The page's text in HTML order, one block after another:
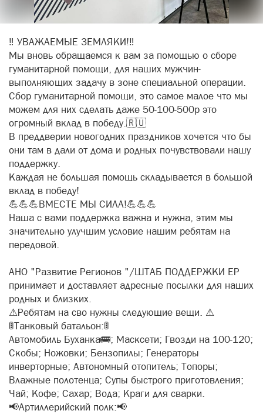
‼ УВАЖАЕМЫЕ ЗЕМЛЯКИ!‼
Мы вновь обращаемся к вам за помощью о сборе
гуманитарной помощи, для наших мужчин-
выполняющих задачу в зоне специальной операции.
Сбор гуманитарной помощи, это самое малое что мы
можем для них сделать даже 50-100-500р это
огромный вклад в победу.🇷🇺
В преддверии новогодних праздников хочется что бы
они там в дали от дома и родных почувствовали нашу
поддержку.
Каждая не большая помощь складывается в большой
вклад в победу!
💪💪💪ВМЕСТЕ МЫ СИЛА!💪💪💪
Наша с вами поддержка важна и нужна, этим мы
значительно улучшим условие нашим ребятам на
передовой.
АНО "Развитие Регионов "/ШТАБ ПОДДЕРЖКИ ЕР
принимает и доставляет адресные посылки для наших
родных и близких.
⚠Ребятам на сво нужны следующие вещи. ⚠
🚦Танковый батальон:🚦
Автомобиль Буханка🚌; Масксети; Гвозди на 100-120;
Скобы; Ножовки; Бензопилы; Генераторы
инверторные; Автономный отопитель; Топоры;
Влажные полотенца; Супы быстрого приготовления;
Чай; Кофе; Сахар; Вода; Краги для сварки.
📢Артиллерийский полк:📢